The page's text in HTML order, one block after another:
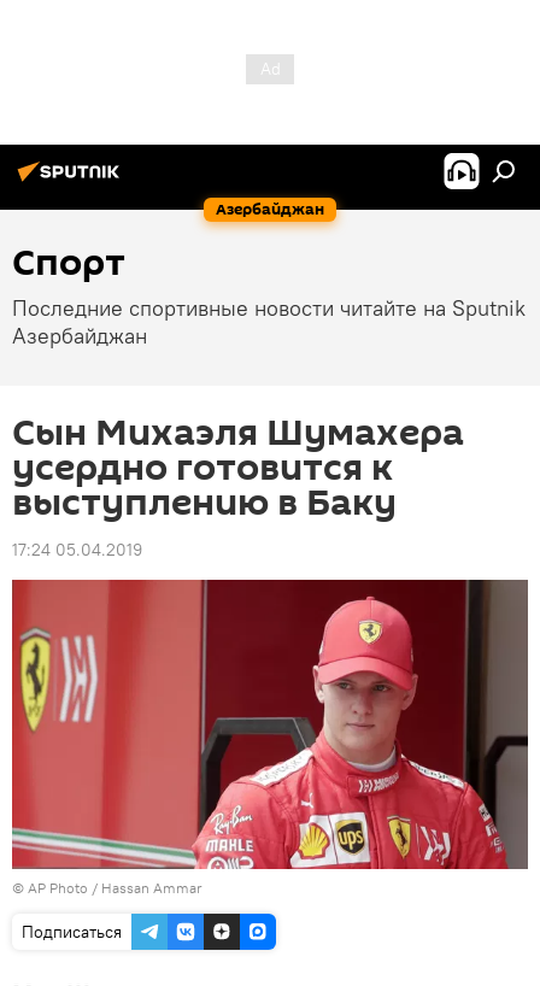
Азербайджан
Спорт
Последние спортивные новости читайте на Sputnik
Азербайджан
Сын Михаэля Шумахера
усердно готовится к
выступлению в Баку
17:24 05.04.2019
© AP Photo / Hassan Ammar
Подписаться